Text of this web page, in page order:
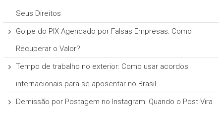
Seus Direitos
Golpe do PIX Agendado por Falsas Empresas: Como
Recuperar o Valor?
Tempo de trabalho no exterior: Como usar acordos
internacionais para se aposentar no Brasil
Demissão por Postagem no Instagram: Quando o Post Vira